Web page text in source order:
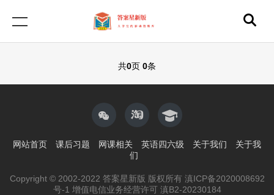
共0页 0条
网站首页 课后习题 网课相关 英语四六级 关于我们
关于我
们
Copyright © 2002-2022 答案星新版 版权所有 滇ICP备2020008692
号-1 增值电信业务经营许可 滇B2-20230184